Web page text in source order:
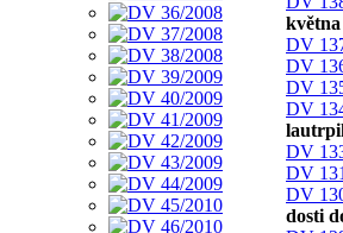
května
DV
DV
DV
DV
DV
DV
DV
dosti